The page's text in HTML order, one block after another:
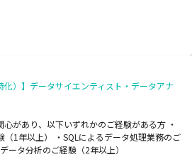
化）】データサイエンティスト・データアナ
があり、以下いずれかのご経験がある方 ・
（1年以上） ・SQLによるデータ処理業務のご
ータ分析のご経験（2年以上）